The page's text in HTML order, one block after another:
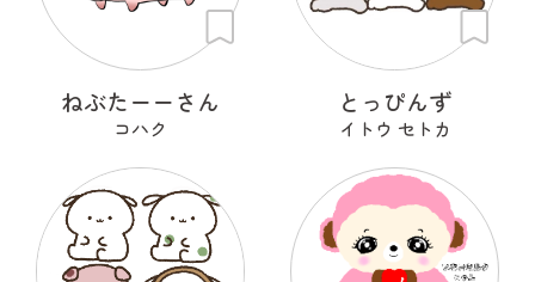
ねぶたーーさん
コハク
とっぴんず
イトウ セトカ